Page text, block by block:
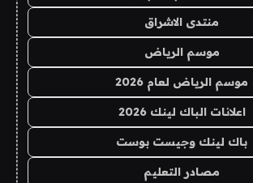
منتدى الاشراق
موسم الرياض
موسم الرياض لعام 2026
اعلانات الباك لينك 2026
باك لينك وجيست بوست
مصادر التعليم